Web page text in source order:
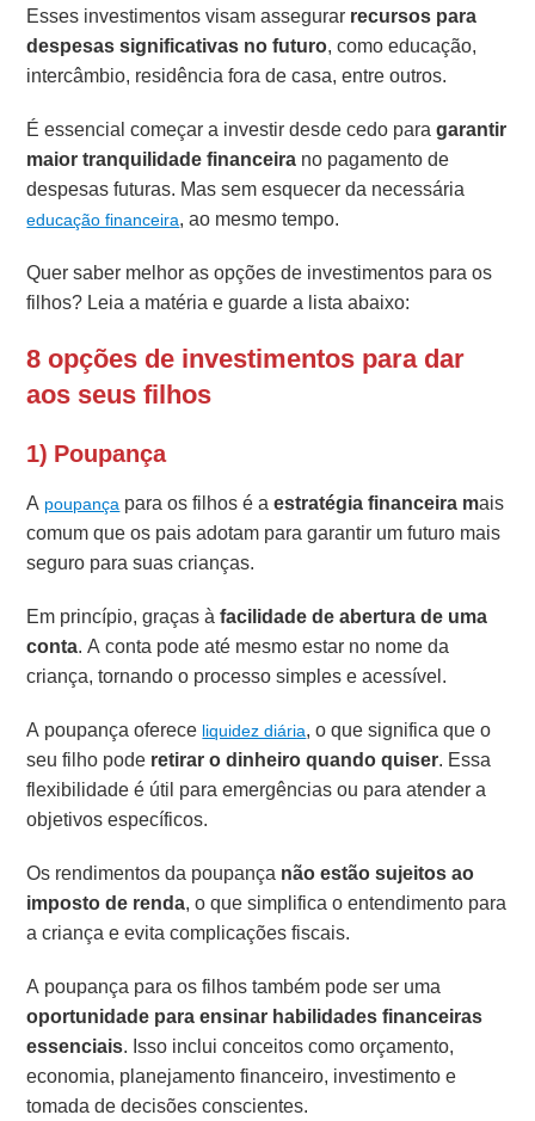
Esses investimentos visam assegurar recursos para
despesas significativas no futuro, como educação,
intercâmbio, residência fora de casa, entre outros.
É essencial começar a investir desde cedo paragarantir
maior tranquilidade financeira no pagamento de
despesas futuras. Mas sem esquecer da necessária
educação financeira, ao mesmo tempo.
Quer saber melhor as opções de investimentos para os
filhos? Leia a matéria e guarde a lista abaixo:
8 opções de investimentos para dar
aos seus filhos
1) Poupança
A poupança para os filhos é aestratégia financeira mais
comum que os pais adotam para garantir um futuro mais
seguro para suas crianças.
Em princípio, graças àfacilidade de abertura de uma
conta. A conta pode até mesmo estar no nome da
criança, tornando o processo simples e acessível.
A poupança oferece liquidez diária, o que significa que o
seu filho pode retirar o dinheiro quando quiser. Essa
flexibilidade é útil para emergências ou para atender a
objetivos específicos.
Os rendimentos da poupança não estão sujeitos ao
imposto de renda, o que simplifica o entendimento para
a criança e evita complicações fiscais.
A poupança para os filhos também pode ser uma
oportunidade para ensinar habilidades financeiras
essenciais. Isso inclui conceitos como orçamento,
economia, planejamento financeiro, investimento e
tomada de decisões conscientes.